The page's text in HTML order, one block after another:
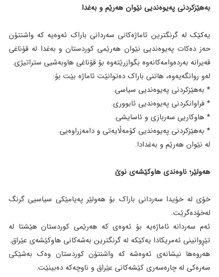
بەهێزکردنی پەیوەندیی نێوان هەرێم و بەغدا
یەکێک لە گرنگترین ئاماژەکانی سەردانی باراک ئەوەیە کە واشنتۆن
حەز دەکات پەیوەندیی نێوان هەرێمی کوردستان و بەغدا لە قۆناغی
قەیرانە بەردەوامەکانەوە بگوازرێتەوە بۆ قۆناغی هاوبەشیی ستراتیژی.
لەو روانگەیەوە، هاتنی باراک دەتوانێت ئاماژە بێت بۆ:
* بەهێزکردنی پەیوەندیی سیاسی.
* فراوانکردنی پەیوەندیی ئابووری.
* هاوکاریی سەربازی و ئاسایشی.
* بەهێزکردنی پەیوەندیی کۆمەڵایەتی و دامەزراوەیی.
لە نێوان هەرێم و بەغدادا.
هەولێر؛ ناوەندی هاوکێشەی نوێ
خۆی لە خۆیدا سەردانی باراک بۆ هەولێر پەیامێکی سیاسیی گرنگ
لەخۆدەگرێت.
ئەم سەردانە ئاماژەیە بۆ ئەوەی کە هەرێمی کوردستان هێشتا لە
تێڕوانینی ئەمریکادا یەکێکە لە گرنگترین بەشەکانی هاوکێشەی عێراق.
هەروەها نیشانەی ئەوەشە کە واشنتۆن کوردستان وەک بەشێکی
سەرەکی لە چارەسەری کێشەکانی عێراق و ناوچەکە دەبینێت.